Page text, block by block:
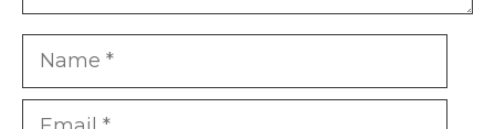
Name
Email